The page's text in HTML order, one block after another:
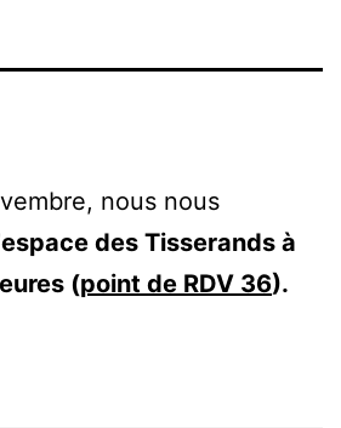
nous nous
espace des Tisserands à
(point de RDV 36).